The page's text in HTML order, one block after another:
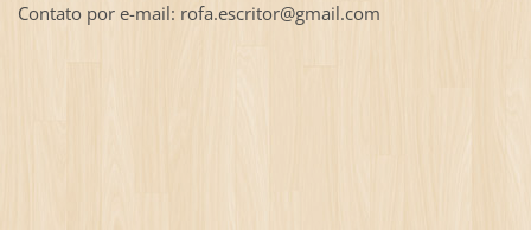
Contato por e-mail: rofa.escritor@gmail.com